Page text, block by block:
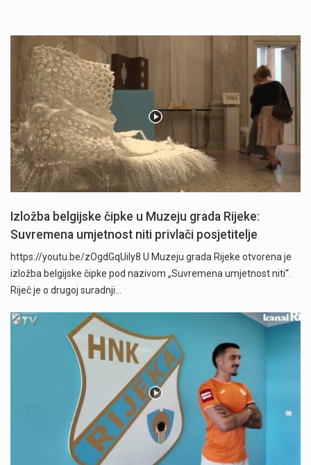
Izložba belgijske čipke u Muzeju grada Rijeke:
Suvremena umjetnost niti privlači posjetitelje
https://youtu.be/zOgdGqUily8 U Muzeju grada Rijeke otvorena je
izložba belgijske čipke pod nazivom „Suvremena umjetnost niti“.
Riječ je o drugoj suradnji…